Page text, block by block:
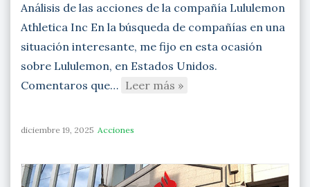
Análisis de las acciones de la compañía Lululemon
Athletica Inc En la búsqueda de compañías en una
situación interesante, me fijo en esta ocasión
sobre Lululemon, en Estados Unidos.
Comentaros que… Leer más »
diciembre 19, 2025 Acciones